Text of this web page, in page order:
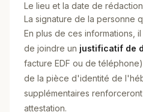
Le lieu et la date de
La signature de la personne
En plus de ces informations,
de joindre un justificatif de
facture EDF ou de
de la pièce d'identité de
supplémentaires
attestation.